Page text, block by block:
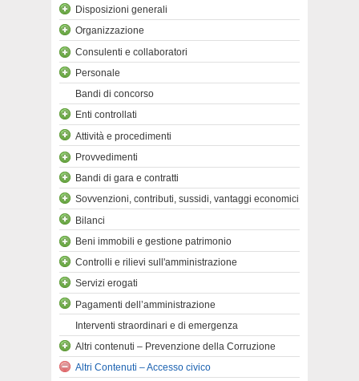
Disposizioni generali
Organizzazione
Consulenti e collaboratori
Personale
Bandi di concorso
Enti controllati
Attività e procedimenti
Provvedimenti
Bandi di gara e contratti
Sovvenzioni, contributi, sussidi, vantaggi economici
Bilanci
Beni immobili e gestione patrimonio
Controlli e rilievi sull'amministrazione
Servizi erogati
Pagamenti dell’amministrazione
Interventi straordinari e di emergenza
Altri contenuti – Prevenzione della Corruzione
Altri Contenuti – Accesso civico